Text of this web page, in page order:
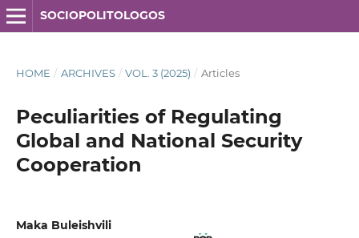
SOCIOPOLITOLOGOS
HOME / ARCHIVES / VOL. 3 (2025) / Articles
Peculiarities of Regulating
Global and National Security
Cooperation
Maka Buleishvili